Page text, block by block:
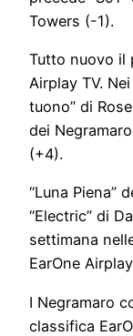
Towers (-1).
Tutto nuovo il
Airplay TV.
tuono” di
dei
(+4).
“Luna Piena”
“Electric” di
settimana
EarOne
I Negramaro
classifica